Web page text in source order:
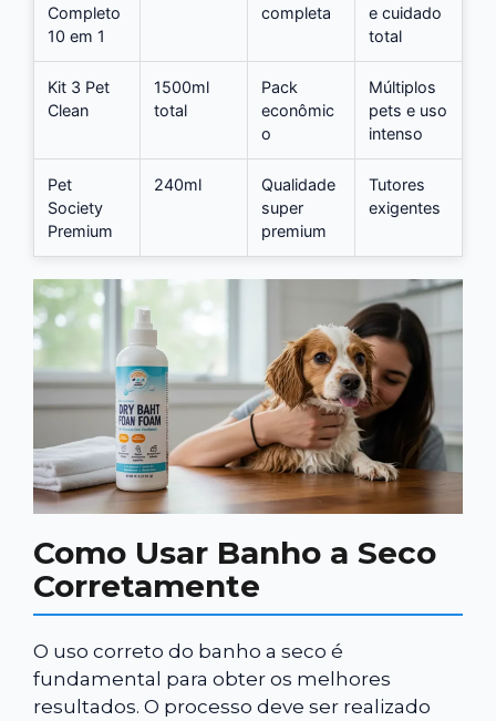
Completo
10 em 1
completa
e cuidado
total
Kit 3 Pet
Clean
1500ml
total
Pack
econômic
o
Múltiplos
pets e uso
intenso
Pet
Society
Premium
240ml
Qualidade
super
premium
Tutores
exigentes
Como Usar Banho a Seco
Corretamente
O uso correto do banho a seco é
fundamental para obter os melhores
resultados. O processo deve ser realizado